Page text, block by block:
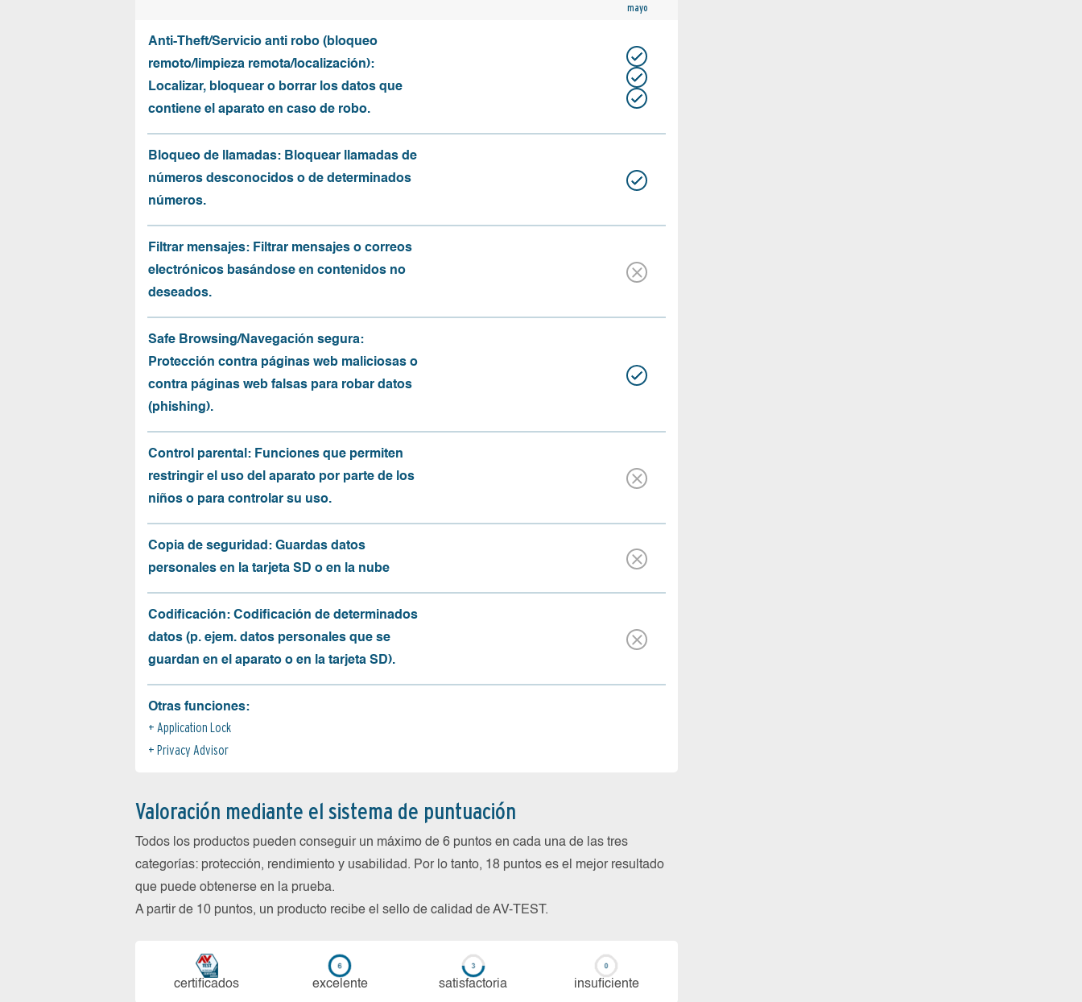
mayo
Anti-Theft/Servicio anti robo (bloqueo
remoto/limpieza remota/localización):
Localizar, bloquear o borrar los datos que
contiene el aparato en caso de robo.
Bloqueo de llamadas: Bloquear llamadas de
números desconocidos o de determinados
números.
Filtrar mensajes: Filtrar mensajes o correos
electrónicos basándose en contenidos no
deseados.
Safe Browsing/Navegación segura:
Protección contra páginas web maliciosas o
contra páginas web falsas para robar datos
(phishing).
Control parental: Funciones que permiten
restringir el uso del aparato por parte de los
niños o para controlar su uso.
Copia de seguridad: Guardas datos
personales en la tarjeta SD o en la nube
Codificación: Codificación de determinados
datos (p. ejem. datos personales que se
guardan en el aparato o en la tarjeta SD).
Otras funciones:
Application Lock
Privacy Advisor
Valoración mediante el sistema de puntuación
Todos los productos pueden conseguir un máximo de 6 puntos en cada una de las tres
categorías: protección, rendimiento y usabilidad. Por lo tanto, 18 puntos es el mejor resultado
que puede obtenerse en la prueba.
A partir de 10 puntos, un producto recibe el sello de calidad de AV-TEST.
certi­ficados ex­ce­len­te sa­tis­fac­to­ria in­su­fi­cien­te